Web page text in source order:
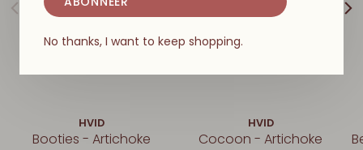
HVID
Booties - Artichoke
HVID
Cocoon - Artichoke
No thanks, I want to keep shopping.